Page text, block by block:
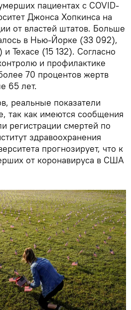
пациентах с COVID-
Джонса Хопкинса на
от властей штатов. Больше
в Нью-Йорке (33 092),
Техасе (15 132). Согласно
и профилактике
70 процентов жертв
65 лет.
реальные показатели
так как имеются сообщения
регистрации смертей по
здравоохранения
прогнозирует, что к
от коронавируса в США